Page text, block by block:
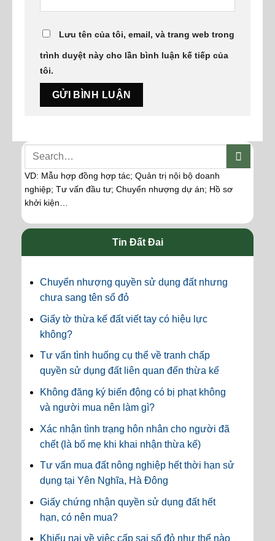
Lưu tên của tôi, email, và trang web trong
trình duyệt này cho lần bình luận kế tiếp của
tôi.
VD: Mẫu hợp đồng hợp tác; Quản trị nội bộ doanh
nghiệp; Tư vấn đầu tư; Chuyển nhượng dự án; Hồ sơ
khởi kiện…
Tin Đất Đai
Chuyển nhượng quyền sử dụng đất nhưng
chưa sang tên sổ đỏ
Giấy tờ thừa kế đất viết tay có hiệu lực
không?
Tư vấn tình huống cụ thể về tranh chấp
quyền sử dụng đất liên quan đến thừa kế
Không đăng ký biến động có bị phạt không
và người mua nên làm gì?
Xác nhận tình trạng hôn nhân cho người đã
chết (là bố mẹ khi khai nhận thừa kế)
Tư vấn mua đất nông nghiệp hết thời hạn sử
dụng tại Yên Nghĩa, Hà Đông
Giấy chứng nhận quyền sử dụng đất hết
hạn, có nên mua?
Khiếu nại về việc cấp sai sổ đỏ như thế nào